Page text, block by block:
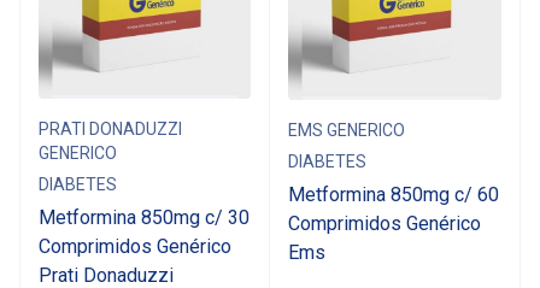
PRATI DONADUZZI
GENERICO
DIABETES
Metformina 850mg c/ 30
Comprimidos Genérico
Prati Donaduzzi
EMS GENERICO
DIABETES
Metformina 850mg c/ 60
Comprimidos Genérico
Ems